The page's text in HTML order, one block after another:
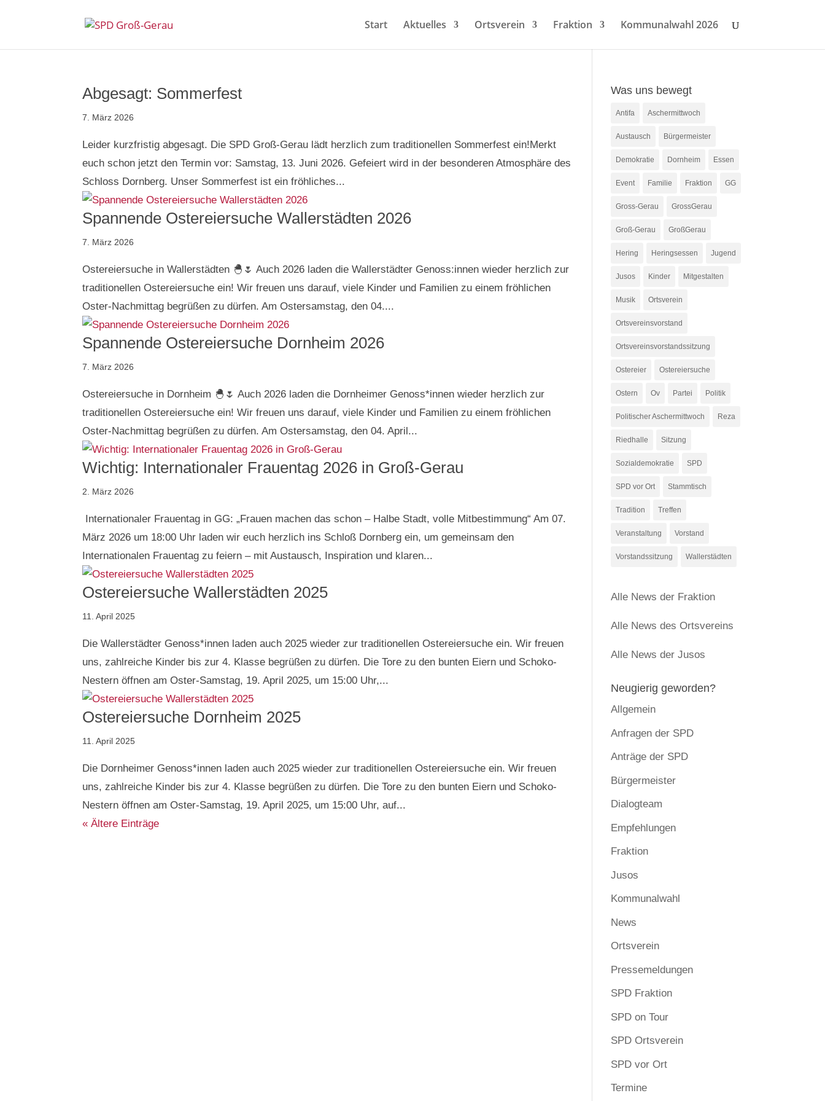
Start Aktuelles Ortsverein Fraktion Kommunalwahl 2026
Abgesagt: Sommerfest
7. März 2026
Leider kurzfristig abgesagt. Die SPD Groß-Gerau lädt herzlich zum traditionellen Sommerfest ein!Merkt
euch schon jetzt den Termin vor: Samstag, 13. Juni 2026. Gefeiert wird in der besonderen Atmosphäre des
Schloss Dornberg. Unser Sommerfest ist ein fröhliches...
Spannende Ostereiersuche Wallerstädten 2026
7. März 2026
Ostereiersuche in Wallerstädten 🐣🌷 Auch 2026 laden die Wallerstädter Genoss:innen wieder herzlich zur
traditionellen Ostereiersuche ein! Wir freuen uns darauf, viele Kinder und Familien zu einem fröhlichen
Oster-Nachmittag begrüßen zu dürfen. Am Ostersamstag, den 04....
Spannende Ostereiersuche Dornheim 2026
7. März 2026
Ostereiersuche in Dornheim 🐣🌷 Auch 2026 laden die Dornheimer Genoss*innen wieder herzlich zur
traditionellen Ostereiersuche ein! Wir freuen uns darauf, viele Kinder und Familien zu einem fröhlichen
Oster-Nachmittag begrüßen zu dürfen. Am Ostersamstag, den 04. April...
Wichtig: Internationaler Frauentag 2026 in Groß-Gerau
2. März 2026
Internationaler Frauentag in GG: „Frauen machen das schon – Halbe Stadt, volle Mitbestimmung“ Am 07.
März 2026 um 18:00 Uhr laden wir euch herzlich ins Schloß Dornberg ein, um gemeinsam den
Internationalen Frauentag zu feiern – mit Austausch, Inspiration und klaren...
Ostereiersuche Wallerstädten 2025
11. April 2025
Die Wallerstädter Genoss*innen laden auch 2025 wieder zur traditionellen Ostereiersuche ein. Wir freuen
uns, zahlreiche Kinder bis zur 4. Klasse begrüßen zu dürfen. Die Tore zu den bunten Eiern und Schoko-
Nestern öffnen am Oster-Samstag, 19. April 2025, um 15:00 Uhr,...
Ostereiersuche Dornheim 2025
11. April 2025
Die Dornheimer Genoss*innen laden auch 2025 wieder zur traditionellen Ostereiersuche ein. Wir freuen
uns, zahlreiche Kinder bis zur 4. Klasse begrüßen zu dürfen. Die Tore zu den bunten Eiern und Schoko-
Nestern öffnen am Oster-Samstag, 19. April 2025, um 15:00 Uhr, auf...
« Ältere Einträge
Was uns bewegt
Antifa Aschermittwoch
Austausch Bürgermeister
Demokratie Dornheim Essen
Event Familie Fraktion GG
Gross-Gerau GrossGerau
Groß-Gerau GroßGerau
Hering Heringsessen Jugend
Jusos Kinder Mitgestalten
Musik Ortsverein
Ortsvereinsvorstand
Ortsvereinsvorstandssitzung
Ostereier Ostereiersuche
Ostern Ov Partei Politik
Politischer Aschermittwoch Reza
Riedhalle Sitzung
Sozialdemokratie SPD
SPD vor Ort Stammtisch
Tradition Treffen
Veranstaltung Vorstand
Vorstandssitzung Wallerstädten
Alle News der Fraktion
Alle News des Ortsvereins
Alle News der Jusos
Neugierig geworden?
Allgemein
Anfragen der SPD
Anträge der SPD
Bürgermeister
Dialogteam
Empfehlungen
Fraktion
Jusos
Kommunalwahl
News
Ortsverein
Pressemeldungen
SPD Fraktion
SPD on Tour
SPD Ortsverein
SPD vor Ort
Termine